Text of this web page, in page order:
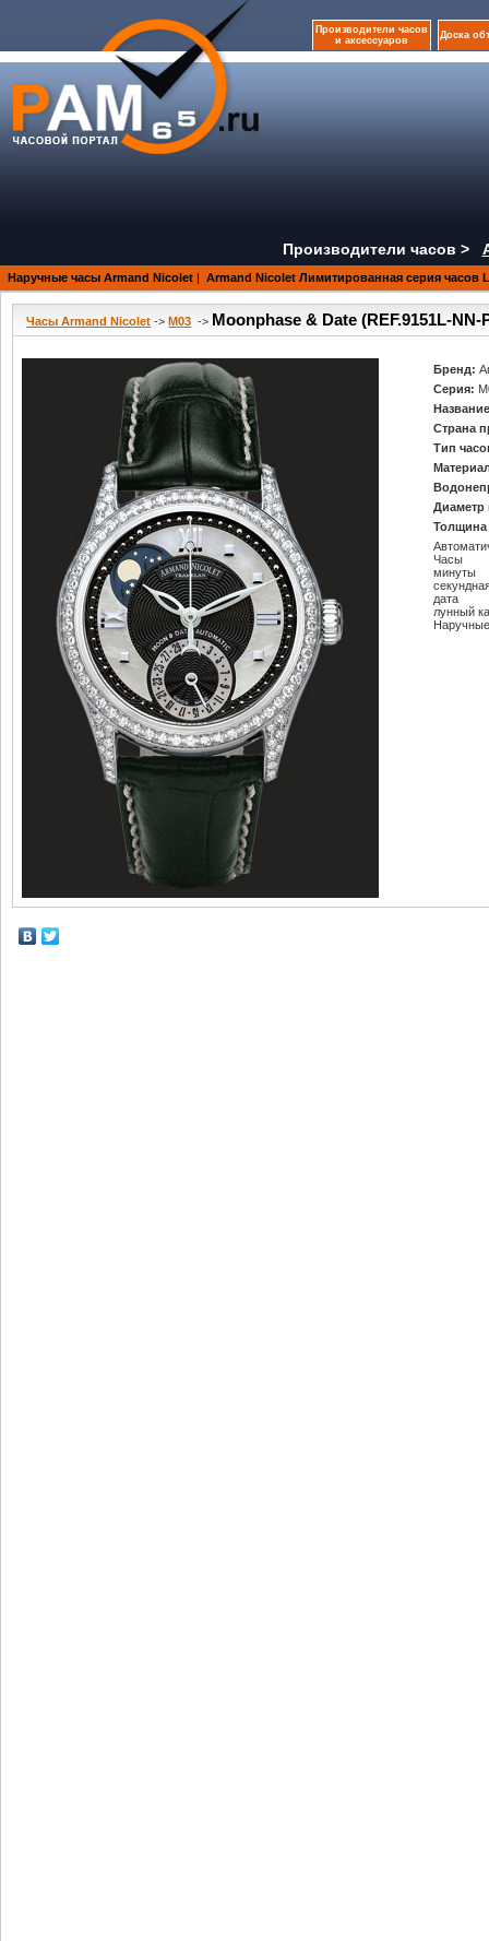
Производители часов
и аксессуаров
Доска
Производители часов >
Наручные часы Armand Nicolet | Armand Nicolet Лимитированная серия часов
Часы Armand Nicolet -> M03 -> Moonphase & Date (REF.9151L-NN-
Бренд:
Серия:
Страна
Тип
Диаметр
Часы
минуты
дата
лунный